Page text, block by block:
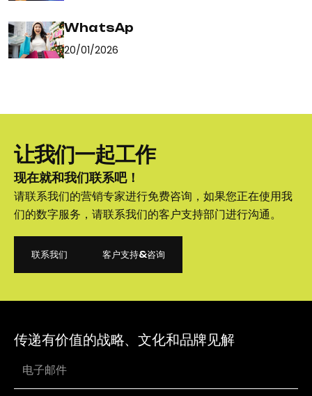
WhatsAp
20/01/2026
让我们一起工作
现在就和我们联系吧！
请联系我们的营销专家进行免费咨询，如果您正在使用我
们的数字服务，请联系我们的客户支持部门进行沟通。
联系我们
客户支持&咨询
传递有价值的战略、文化和品牌见解